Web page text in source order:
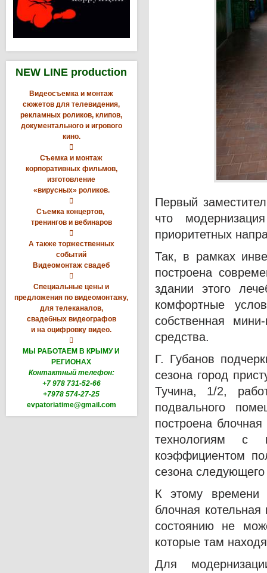
NEW LINE production
Видеосъемка и монтаж
сюжетов для телевидения,
рекламных роликов, клипов,
документального и игрового
кино.

Съемка и монтаж
корпоративных фильмов,
изготовление
«вирусных» роликов.

Съемка концертов,
тренингов и вебинаров

А также торжественных
событий
Видеомонтаж свадеб

Специальные цены и
предложения по видеомонтажу,
для телеканалов,
свадебных видеографов
и на оцифровку видео.

МЫ РАБОТАЕМ В КРЫМУ И
РЕГИОНАХ
Контактный телефон:
+7 978 731-52-66
+7978 574-27-25
evpatoriatime@gmail.com
Первый
что
приоритетных
Так, в рамках
построена
здании этого
комфортные
собственная
средства.
Г. Губанов
сезона город
Тучина, 1/2,
подвального
построена
технологиям с
коэффициентом
сезона следующего
К этому времени
блочная
состоянию не
которые там
Для